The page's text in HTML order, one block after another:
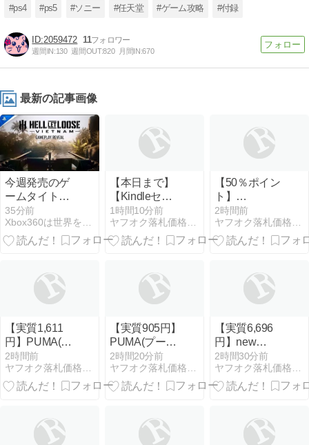
#ps4 #ps5 #ソニー #任天堂 #ゲーム攻略 #付録
2059472 11
週間IN:130 週間OUT:820 月間IN:670
最新の記事画像
今週発売のゲ
ームタイト
ル！ PS5
35分前
Xbox360は世界を制覇するぜ！
【本日まで】
【Kindleセー
ル】Amazonマ
ンガ毎週末セ
ール アツいス
1時間10分前
ヤフオク落札価格より安い超特価品情報
【50％ポイン
ト】
【Kindle】逆
境ナイン 1~6
巻
2時間前
ヤフオク落札価格より安い超特価品情報
【実質1,611
円】PUMA(プ
ーマ) カジュア
ルESS LOGO
LAB MX LS グ
メンズ
2時間前
ヤフオク落札価格より安い超特価品情報
【実質905円】
PUMA(プーマ)
カジュアル ス
ポーツ ショー
トパンツESS
TR 687706メ
ンズ Sサイズ
2時間20分前
ヤフオク落札価格より安い超特価品情報
【実質6,696
円】new
balance(ニュ
ーバランス) ユ
ニセックス大
2時間30分前
ヤフオク落札価格より安い超特価品情報